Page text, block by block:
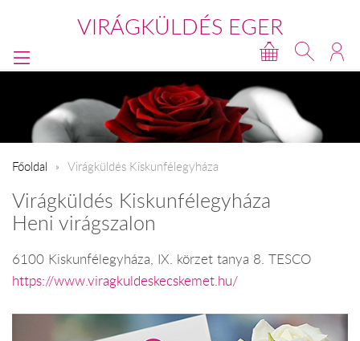
VIRÁGKÜLDÉS EGER
Főoldal Virágküldés Kiskunfélegyháza
Virágküldés Kiskunfélegyháza
Heni virágszalon
6100 Kiskunfélegyháza, IX. körzet tanya 8. TESCO
https://www.viragkuldeskecskemet.hu/